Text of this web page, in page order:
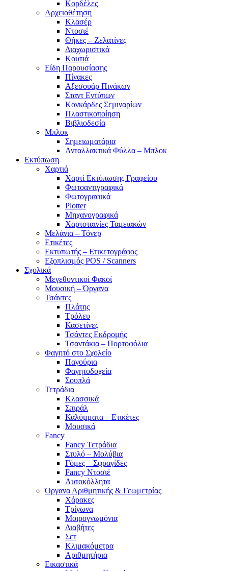
Κορδέλες
Αρχειοθέτηση
Κλασέρ
Ντοσιέ
Θήκες – Ζελατίνες
Διαχωριστικά
Κουτιά
Είδη Παρουσίασης
Πίνακες
Αξεσουάρ Πινάκων
Σταντ Εντύπων
Κονκάρδες Σεμιναρίων
Πλαστικοποίηση
Βιβλιοδεσία
Μπλοκ
Σημειωματάρια
Ανταλλακτικά Φύλλα – Μπλοκ
Εκτύπωση
Χαρτιά
Χαρτί Εκτύπωσης Γραφείου
Φωτοαντιγραφικά
Φωτογραφικά
Plotter
Μηχανογραφικά
Χαρτοταινίες Ταμειακών
Μελάνια – Τόνερ
Ετικέτες
Εκτυπωτής – Ετικετογράφος
Εξοπλισμός POS / Scanners
Σχολικά
Μεγεθυντικοί Φακοί
Μουσική – Όργανα
Τσάντες
Πλάτης
Τρόλευ
Κασετίνες
Τσάντες Εκδρομής
Τσαντάκια – Πορτοφόλια
Φαγητό στο Σχολείο
Παγούρια
Φαγητοδοχεία
Σουπλά
Τετράδια
Κλασσικά
Σπιράλ
Καλύμματα – Ετικέτες
Μουσικά
Fancy
Fancy Τετράδια
Στυλό – Μολύβια
Γόμες – Σφραγίδες
Fancy Ντοσιέ
Αυτοκόλλητα
Όργανα Αριθμητικής & Γεωμετρίας
Χάρακες
Τρίγωνα
Mοιρογνωμόνια
Διαβήτες
Σετ
Κλιμακόμετρα
Αριθμητήρια
Εικαστικά